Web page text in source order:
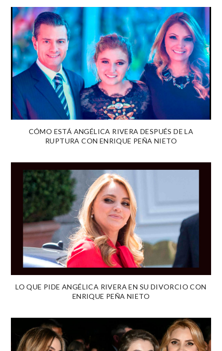
CÓMO ESTÁ ANGÉLICA RIVERA DESPUÉS DE LA
RUPTURA CON ENRIQUE PEÑA NIETO
LO QUE PIDE ANGÉLICA RIVERA EN SU DIVORCIO CON
ENRIQUE PEÑA NIETO